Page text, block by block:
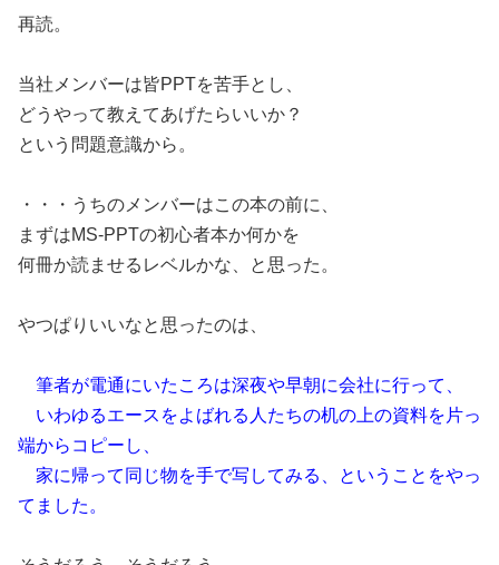
再読。
当社メンバーは皆PPTを苦手とし、
どうやって教えてあげたらいいか？
という問題意識から。
・・・うちのメンバーはこの本の前に、
まずはMS-PPTの初心者本か何かを
何冊か読ませるレベルかな、と思った。
やつぱりいいなと思ったのは、
筆者が電通にいたころは深夜や早朝に会社に行って、
いわゆるエースをよばれる人たちの机の上の資料を片っ
端からコピーし、
家に帰って同じ物を手で写してみる、ということをやっ
てました。